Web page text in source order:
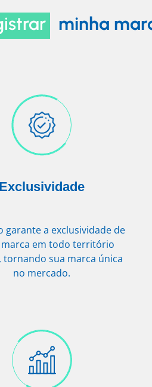
minha
Exclusividade
garante a exclusividade de
marca em todo território
tornando sua marca única
no mercado.